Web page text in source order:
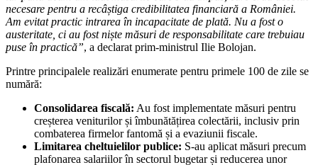
necesare pentru a recâștiga credibilitatea financiară a României.
Am evitat practic intrarea în incapacitate de plată. Nu a fost o
austeritate, ci au fost niște măsuri de responsabilitate care trebuiau
puse în practică”, a declarat prim-ministrul Ilie Bolojan.
Printre principalele realizări enumerate pentru primele 100 de zile se
numără:
Consolidarea fiscală: Au fost implementate măsuri pentru
creșterea veniturilor și îmbunătățirea colectării, inclusiv prin
combaterea firmelor fantomă și a evaziunii fiscale.
Limitarea cheltuielilor publice: S-au aplicat măsuri precum
plafonarea salariilor în sectorul bugetar și reducerea unor